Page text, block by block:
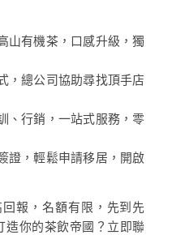
山有機茶，口感升級，獨
，總公司協助尋找頂手店
、行銷，一站式服務，零
證，輕鬆申請移居，開啟
報，名額有限，先到先
造你的茶飲帝國？立即聯